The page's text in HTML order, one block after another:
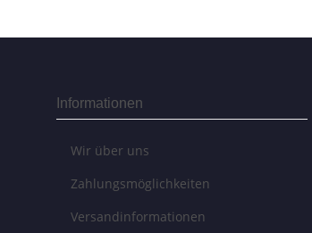
Informationen
Wir über uns
Zahlungsmöglichkeiten
Versandinformationen